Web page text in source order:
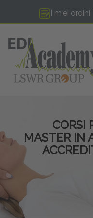
I miei ordini
CORSI
MASTER IN